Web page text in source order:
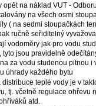
opět na náklad VUT -
na všech osmi
( na sedmi stoupačkách
ručně seřiditelný
vodoměry jak pro vodu
tyto jsou pravidelně
za vodu studenou pitnou i
úhrady každého bytu
distribuce teplé vody je v
tj. včetně regulace ohřevu
atd.